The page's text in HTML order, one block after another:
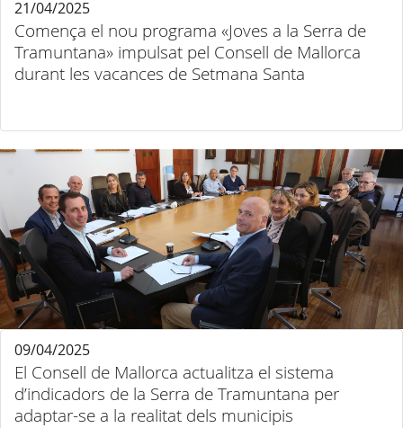
Comença el nou programa «Joves a la Serra de
Tramuntana» impulsat pel Consell de Mallorca
durant les vacances de Setmana Santa
21/04/2025
El Consell de Mallorca actualitza el sistema
d’indicadors de la Serra de Tramuntana per
adaptar-se a la realitat dels municipis
09/04/2025